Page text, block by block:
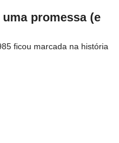
promessa (e
ficou marcada na história